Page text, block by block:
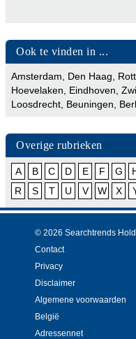
Ook te vinden in ...
Amsterdam Den Haag
Hoevelaken
Eindhoven
Loosdrecht Beuningen
Overige rubrieken
A B C D E F G
R
S T U V W X
© 2026 Searchtrends
Contact
Privacy
Disclaimer
Algemene voorwaarden
België
Adressennet